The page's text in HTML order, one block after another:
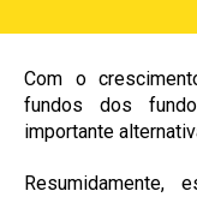
Com o
fundos dos
importante